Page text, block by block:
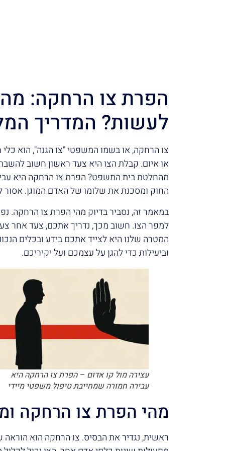
הפרת צו הרחקה:
לעשות? המדריך
צו הרחקה, או בשמו המשפטי "צו הגנה", הוא כלי
או איום. קבלת הצו היא צעד ראשון חשוב
מהחלטת בית המשפט? הפרת צו הרחקה היא
החוק ומסכנת את שלומו של האדם המוגן.
במאמר זה, נסביר בדיוק מהי הפרת צו הרחקה.
למפר הצו. חשוב מכך, נדריך אתכם, צעד אחר
המטרה שלנו היא לצייד אתכם בידע ובכלים
וביעילות כדי להגן על עצמכם ועל יקיריכם.
עצירה מול קו אדום – הפרת צו הרחקה היא
עבירה חמורה שמחייבת טיפול משפטי מיידי
מהי הפרת צו הרחקה
ראשית, נגדיר את הבסיס. צו הרחקה הוא